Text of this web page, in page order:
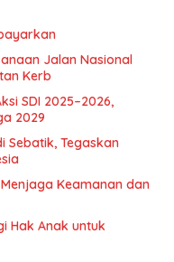
Jalan Nasional
Kerb
SDI 2025–2026,
2029
Sebatik, Tegaskan
Keamanan dan
Hak Anak untuk